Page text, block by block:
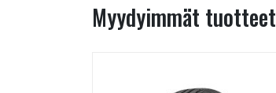
Myydyimmät tuotteet